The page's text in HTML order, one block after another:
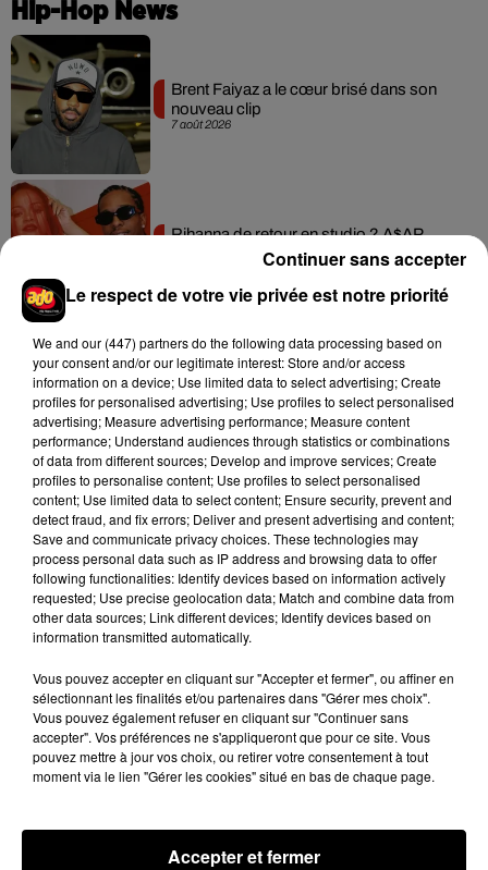
Hip-Hop News
7 août 2026
Brent Faiyaz a le cœur brisé dans son
nouveau clip
Rihanna de retour en studio ? A$AP
Rocky relance l'espoir des fans
7 août 2026
Tayc et Didi B dévoilent le single le plus
dansant de l’année
6 août 2026
Franglish et Keblack dévoilent une
session live surprise
5 août 2026
Après le film, bientôt une docu-série sur
le père de Michael Jackson
Le respect de votre vie privée est notre priorité
We and our (447) partnersdo the following data processing based on
your consent and/or our legitimate interest: Store and/or access
information on a device; Use limited data to select advertising; Create
profiles for personalised advertising; Use profiles to select personalised
advertising; Measure advertising performance; Measure content
performance; Understand audiences through statistics or combinations
of data from different sources; Develop and improve services; Create
profiles to personalise content; Use profiles to select personalised
content; Use limited data to select content; Ensure security, prevent and
detect fraud, and fix errors; Deliver and present advertising and content;
Save and communicate privacy choices. These technologies may
process personal data such as IP address and browsing data to offer
following functionalities: Identify devices based on information actively
requested; Use precise geolocation data; Match and combine data from
other data sources; Link different devices; Identify devices based on
information transmitted automatically.
Vous pouvez accepter en cliquant sur "Accepter et fermer", ou affiner en
sélectionnant les finalités et/ou partenaires dans "Gérer mes choix".
Vous pouvez également refuser en cliquant sur "Continuer sans
accepter". Vos préférences ne s'appliqueront que pour ce site. Vous
pouvez mettre à jour vos choix, ou retirer votre consentement à tout
moment via le lien "Gérer les cookies" situé en bas de chaque page.
Accepter et fermer
Continuer sans accepter